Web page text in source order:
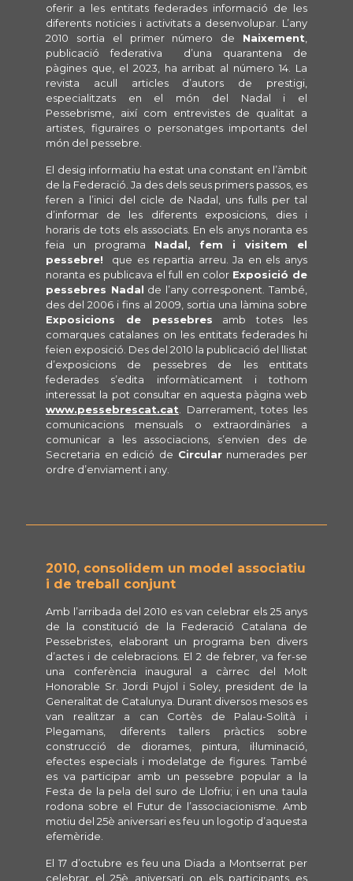
oferir a les entitats federades informació de les
diferents noticies i activitats a desenvolupar. L’any
2010 sortia el primer número de Naixement
publicació federativa d’una quarantena de
pàgines que, el 2023, ha arribat al número 14. La
revista acull articles d’autors de prestigi,
especialitzats en el món del Nadal i el
Pessebrisme, així com entrevistes de qualitat a
artistes, figuraires o personatges importants del
món del pessebre.
El desig informatiu ha estat una constant en l’àmbit
de la Federació. Ja des dels seus primers passos, es
feren a l’inici del cicle de Nadal, uns fulls per tal
d’informar de les diferents exposicions, dies i
horaris de tots els associats. En els anys noranta es
feia un programa Nadal, fem i visitem el
pessebre! que es repartia arreu. Ja en els anys
noranta es publicava el full en color Exposició de
pessebres Nadal de l’any corresponent. També,
des del 2006 i fins al 2009, sortia una làmina sobre
Exposicions de pessebres amb totes les
comarques catalanes on les entitats federades hi
feien exposició. Des del 2010 la publicació del llistat
d’exposicions de pessebres de les entitats
federades s’edita informàticament i tothom
interessat la pot consultar en aquesta pàgina web
www.pessebrescat.cat . Darrerament, totes les
comunicacions mensuals o extraordinàries a
comunicar a les associacions, s’envien des de
Secretaria en edició de Circularnumerades per
ordre d’enviament i any.
2010, consolidem un model associatiu
i de treball conjunt
Amb l’arribada del 2010 es van celebrar els 25 anys
de la constitució de la Federació Catalana de
Pessebristes, elaborant un programa ben divers
d’actes i de celebracions. El 2 de febrer, va fer-se
una conferència inaugural a càrrec del Molt
Honorable Sr. Jordi Pujol i Soley, president de la
Generalitat de Catalunya. Durant diversos mesos es
van realitzar a can Cortès de Palau-Solità i
Plegamans, diferents tallers pràctics sobre
construcció de diorames, pintura, il·luminació,
efectes especials i modelatge de figures. També
es va participar amb un pessebre popular a la
Festa de la pela del suro de Llofriu; i en una taula
rodona sobre el Futur de l’associacionisme. Amb
motiu del 25è aniversari es feu un logotip d’aquesta
efemèride.
El 17 d’octubre es feu una Diada a Montserrat per
celebrar el 25è aniversari on els participants es